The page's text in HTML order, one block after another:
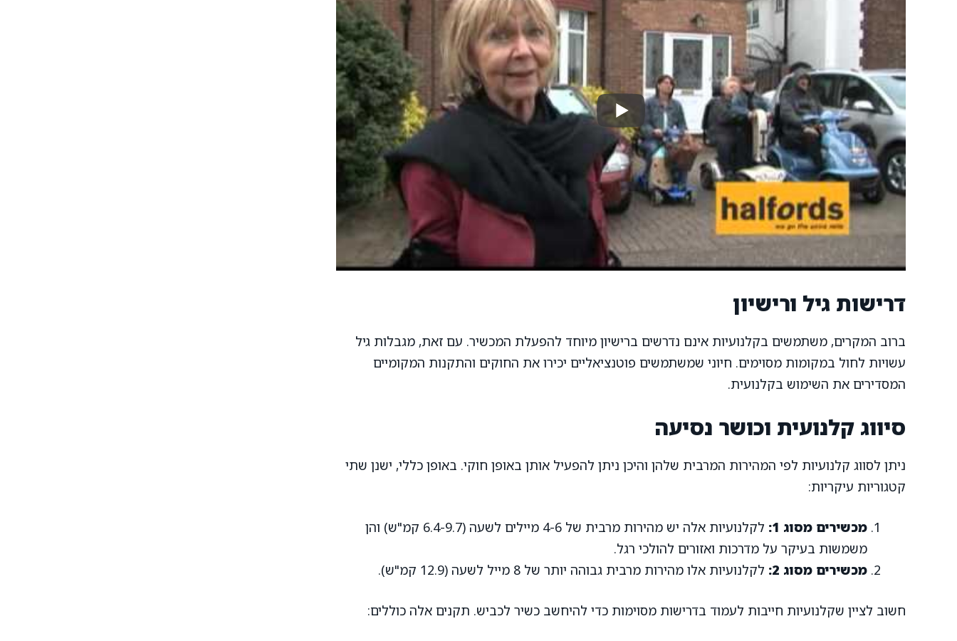
דרישות גיל ורישיון
ברוב המקרים, משתמשים בקלנועיות אינם נדרשים ברישיון מיוחד להפעלת המכשיר. עם זאת, מגבלות גיל
עשויות לחול במקומות מסוימים. חיוני שמשתמשים פוטנציאליים יכירו את החוקים והתקנות המקומיים
המסדירים את השימוש בקלנועית.
סיווג קלנועית וכושר נסיעה
ניתן לסווג קלנועיות לפי המהירות המרבית שלהן והיכן ניתן להפעיל אותן באופן חוקי. באופן כללי, ישנן שתי
קטגוריות עיקריות:
מכשירים מסוג 1:
לקלנועיות אלה יש מהירות מרבית של 4-6 מיילים לשעה (6.4-9.7 קמ"ש) והן
משמשות בעיקר על מדרכות ואזורים להולכי רגל.
מכשירים מסוג 2:
לקלנועיות אלו מהירות מרבית גבוהה יותר של 8 מייל לשעה (12.9 קמ"ש).
חשוב לציין שקלנועיות חייבות לעמוד בדרישות מסוימות כדי להיחשב כשיר לכביש. תקנים אלה כוללים: